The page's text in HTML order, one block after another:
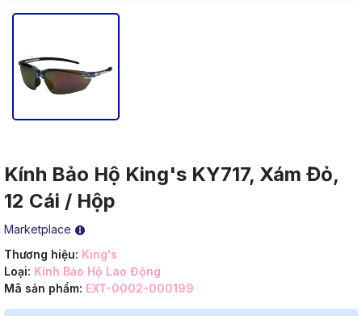
Kính Bảo Hộ King's KY717, Xám Đỏ,
12 Cái / Hộp
Marketplace
Thương hiệu: King's
Loại: Kính Bảo Hộ Lao Động
Mã sản phẩm: EXT-0002-000199